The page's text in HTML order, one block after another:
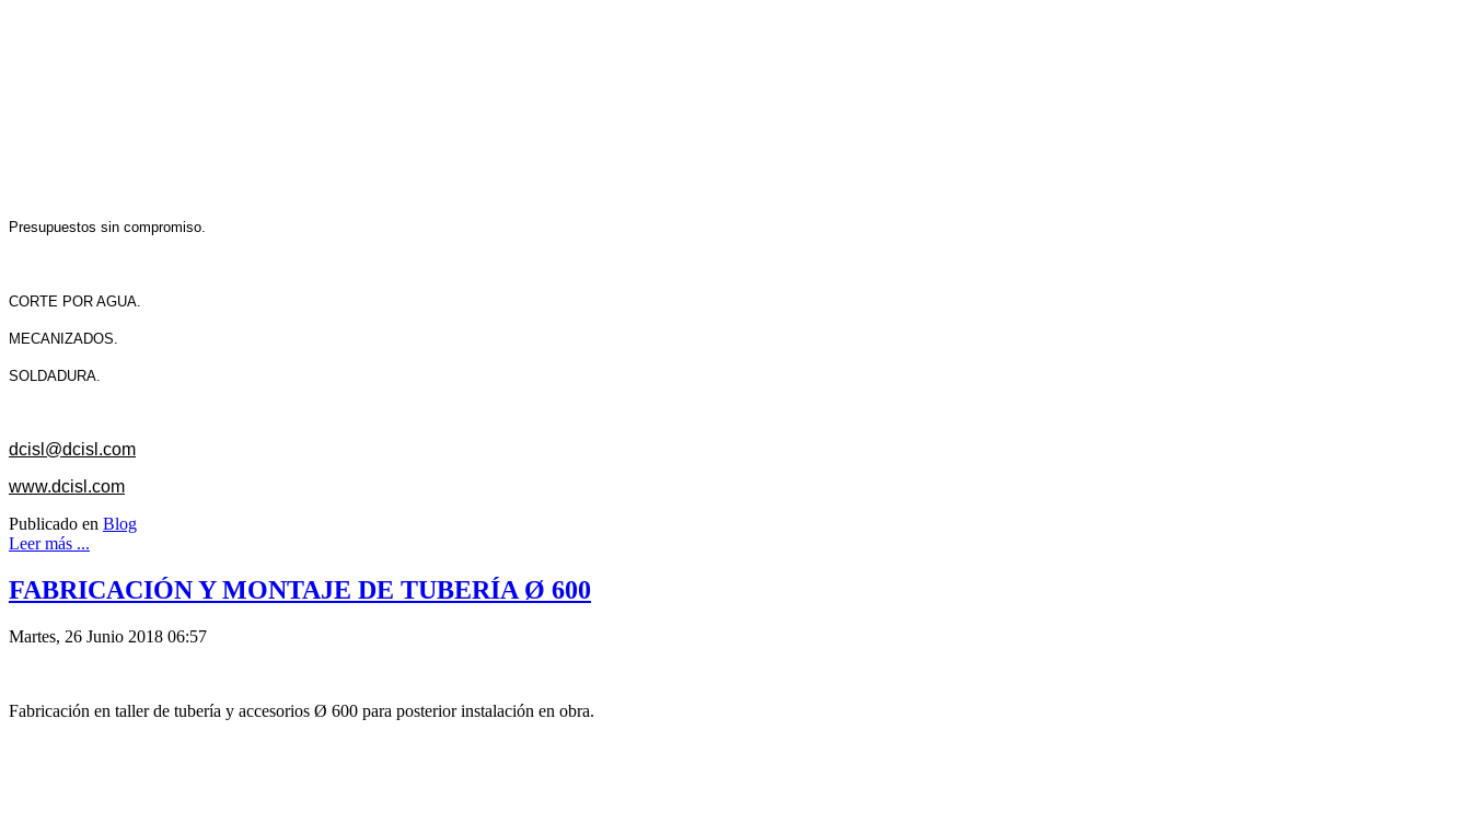
Presupuestos sin compromiso.
CORTE POR AGUA.
MECANIZADOS.
SOLDADURA.
dcisl@dcisl.com
www.dcisl.com
Publicado en Blog
Leer más ...
FABRICACIÓN Y MONTAJE DE TUBERÍA Ø 600
Martes, 26 Junio 2018 06:57
Fabricación en taller de tubería y accesorios Ø 600 para posterior instalación en obra.